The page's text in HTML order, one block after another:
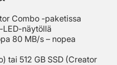
Combo -paketissa
LED-näytöllä
80 MB/s – nopea
tai 512 GB SSD (Creator